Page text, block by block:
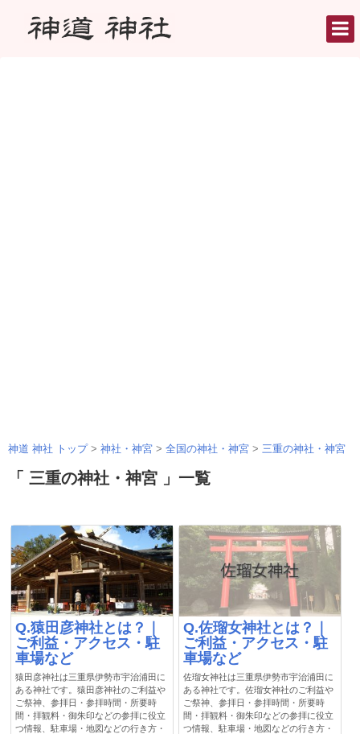
神道 神社 トップ> 神社・神宮 > 全国の神社・神宮 > 三重の神社・神宮
「 三重の神社・神宮 」一覧
Q.猿田彦神社とは？｜
ご利益・アクセス・駐
車場など
猿田彦神社は三重県伊勢市宇治浦田に
ある神社です。猿田彦神社のご利益や
ご祭神、参拝日・参拝時間・所要時
間・拝観料・御朱印などの参拝に役立
つ情報、駐車場・地図などの行き方・
Q.佐瑠女神社とは？｜
ご利益・アクセス・駐
車場など
佐瑠女神社は三重県伊勢市宇治浦田に
ある神社です。佐瑠女神社のご利益や
ご祭神、参拝日・参拝時間・所要時
間・拝観料・御朱印などの参拝に役立
つ情報、駐車場・地図などの行き方・